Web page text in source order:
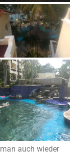
auch wieder